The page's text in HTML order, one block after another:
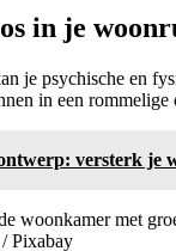
in je
je psychische en
in een rommelige
versterk je
Pixabay